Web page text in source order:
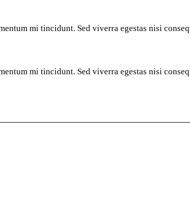
mi tincidunt. Sed viverra egestas nisi
mi tincidunt. Sed viverra egestas nisi